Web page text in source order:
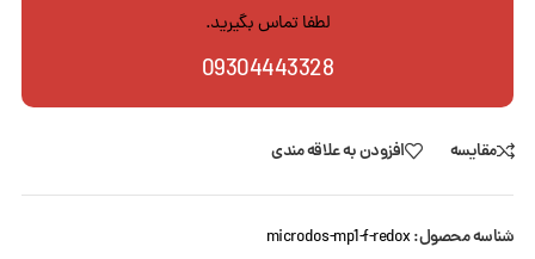
لطفا تماس بگیرید.
09304443328
مقایسه افزودن به علاقه مندی
شناسه محصول:microdos-mp1-f-redox